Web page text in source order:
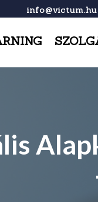
info@victum.hu